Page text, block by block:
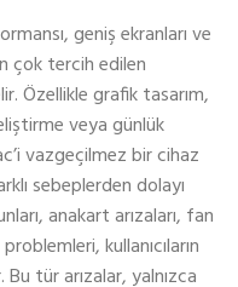
geniş ekranları ve
çok tercih edilen
Özellikle grafik tasarım,
veya günlük
vazgeçilmez bir cihaz
sebeplerden dolayı
anakart arızaları, fan
kullanıcıların
Bu tür arızalar, yalnızca